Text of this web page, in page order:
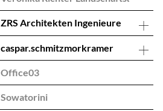
ZRS Architekten Ingenieure
caspar.schmitzmorkramer
Office03
Sowatorini